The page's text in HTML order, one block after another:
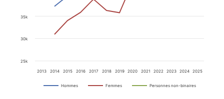
Hommes Femmes Personnes non-binaires
2013 2014 2015 2016 2017 2018 2019 2020 2021 2022 2023 2024 2025
25k
30k
35k